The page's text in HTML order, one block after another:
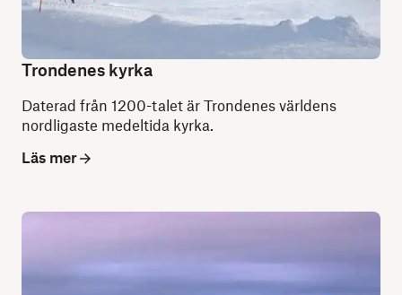
Trondenes kyrka
Daterad från 1200-talet är Trondenes världens
nordligaste medeltida kyrka.
Läs mer